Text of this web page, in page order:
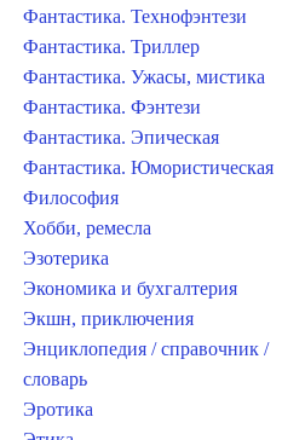
Фантастика. Технофэнтези
Фантастика. Триллер
Фантастика. Ужасы, мистика
Фантастика. Фэнтези
Фантастика. Эпическая
Фантастика. Юмористическая
Философия
Хобби, ремесла
Эзотерика
Экономика и бухгалтерия
Экшн, приключения
Энциклопедия / справочник /
словарь
Эротика